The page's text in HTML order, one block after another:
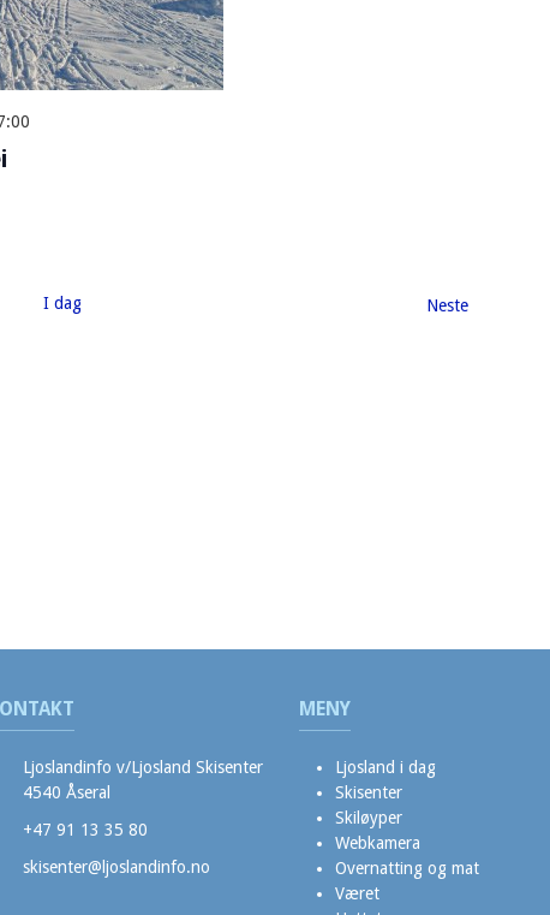
I dag Neste
Ljoslandinfo v/Ljosland Skisenter
4540 Åseral
+47 91 13 35 80
skisenter@ljoslandinfo.no
MENY
Ljosland i dag
Skisenter
Skiløyper
Webkamera
Overnatting og mat
Været